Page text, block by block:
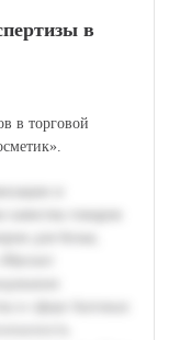
в
в торговой